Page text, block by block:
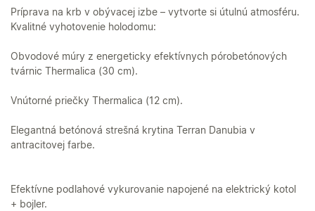
Príprava na krb v obývacej izbe – vytvorte si útulnú atmosféru.
Kvalitné vyhotovenie holodomu:
Obvodové múry z energeticky efektívnych pórobetónových
tvárnic Thermalica (30 cm).
Vnútorné priečky Thermalica (12 cm).
Elegantná betónová strešná krytina Terran Danubia v
antracitovej farbe.
Efektívne podlahové vykurovanie napojené na elektrický kotol
+ bojler.